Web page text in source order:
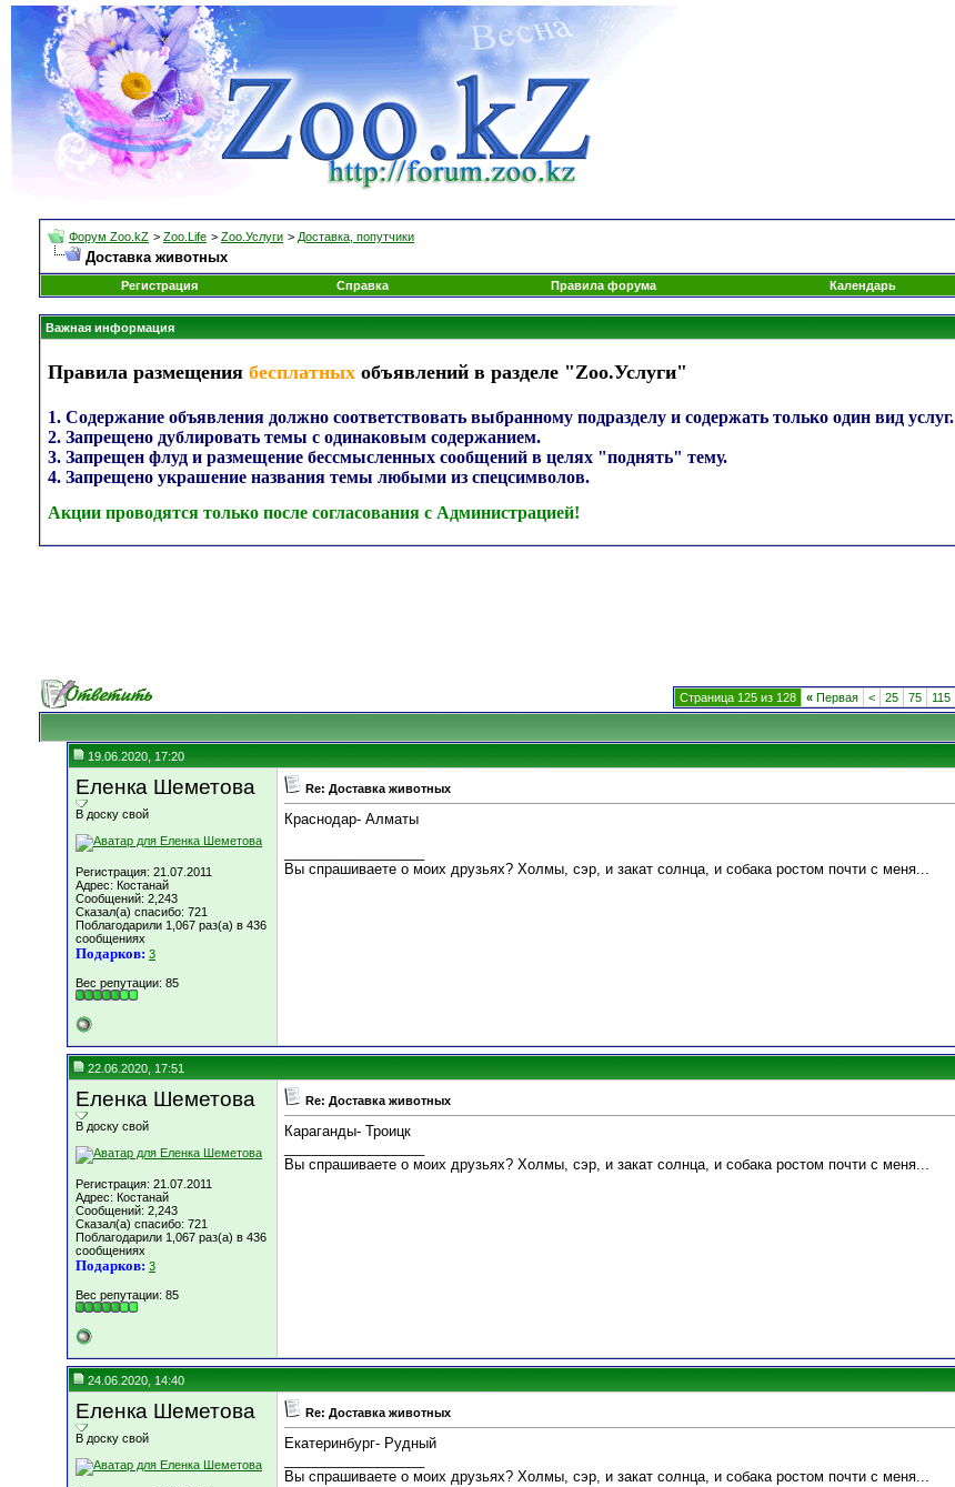
Форум Zoo.kZ > Zoo.Life > Zoo.Услуги > Доставка, попутчики
Доставка животных
Регистрация
Справка Правила форума Календарь
Важная информация
Правила размещения бесплатных объявлений в разделе "Zoo.Услуги"
1. Содержание объявления должно соответствовать выбранному подразделу и содержать только один вид услуг.
2. Запрещено дублировать темы с одинаковым содержанием.
3. Запрещен флуд и размещение бессмысленных сообщений в целях "поднять" тему.
4. Запрещено украшение названия темы любыми из спецсимволов.
Акции проводятся только после согласования с Администрацией!
Страница 125 из 128 « Первая < 25 75 115
19.06.2020, 17:20
Еленка Шеметова
В доску свой
Регистрация: 21.07.2011
Адрес: Костанай
Сообщений: 2,243
Сказал(а) спасибо: 721
Поблагодарили 1,067 раз(а) в 436
сообщениях
Подарков: 3
Вес репутации: 85
Re: Доставка животных
Краснодар- Алматы
Вы спрашиваете о моих друзьях? Холмы, сэр, и закат солнца, и собака ростом почти с меня...
22.06.2020, 17:51
Еленка Шеметова
В доску свой
Регистрация: 21.07.2011
Адрес: Костанай
Сообщений: 2,243
Сказал(а) спасибо: 721
Поблагодарили 1,067 раз(а) в 436
сообщениях
Подарков: 3
Вес репутации: 85
Re: Доставка животных
Караганды- Троицк
Вы спрашиваете о моих друзьях? Холмы, сэр, и закат солнца, и собака ростом почти с меня...
24.06.2020, 14:40
Еленка Шеметова
В доску свой
Re: Доставка животных
Екатеринбург- Рудный
Вы спрашиваете о моих друзьях? Холмы, сэр, и закат солнца, и собака ростом почти с меня...